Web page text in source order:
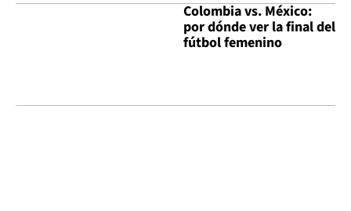
Colombia vs. México:
por dónde ver la final del
fútbol femenino